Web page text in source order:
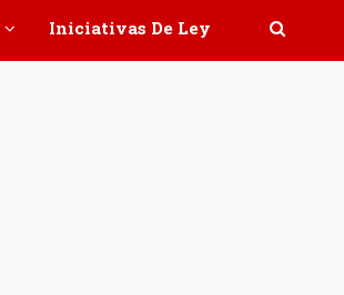
Iniciativas De Ley